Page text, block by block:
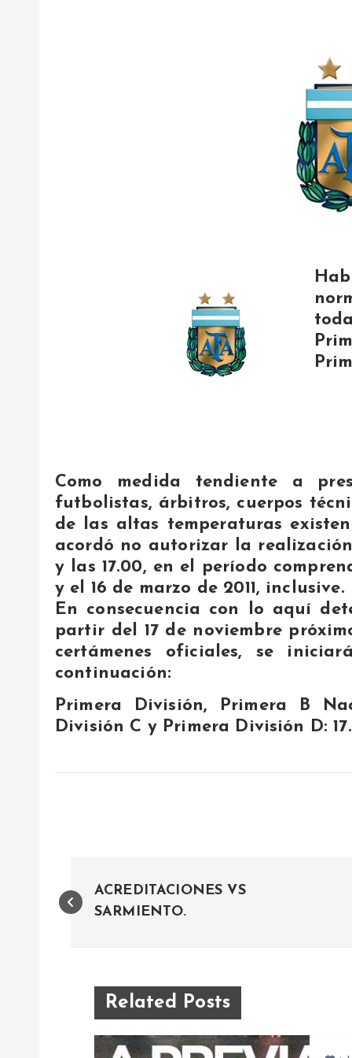
Como medida tendiente a
futbolistas, árbitros, cuerpos
de las altas temperaturas
acordó no autorizar la
y las 17.00, en el período
y el 16 de marzo de 2011, inclusive.
En consecuencia con lo aquí
partir del 17 de noviembre
certámenes oficiales, se
continuación:
Primera División, Primera B
División C y Primera División D:
a
ACREDITACIONES VS
SARMIENTO.
Related Posts